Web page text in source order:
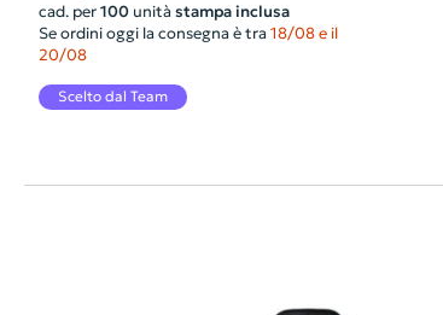
cad. per 100unità stampa inclusa
Se ordini oggi la consegna è tra 18/08 e il
20/08
Scelto dal Team